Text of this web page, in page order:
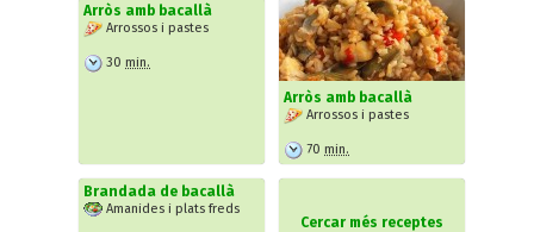
Arròs amb bacallà
Arrossos i pastes
30 min.
Arròs amb bacallà
Arrossos i pastes
70 min.
Brandada de bacallà
Amanides i plats freds
Cercar més receptes